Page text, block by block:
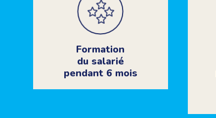
Formation
du salarié
pendant 6 mois